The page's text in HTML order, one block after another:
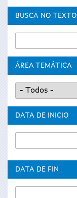
BUSCA NO TEXTO
ÁREA TEMÁTICA
DATA DE INICIO
de
DATA DE FIN